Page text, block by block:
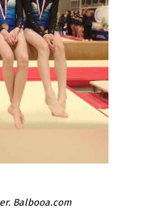
Balbooa.com